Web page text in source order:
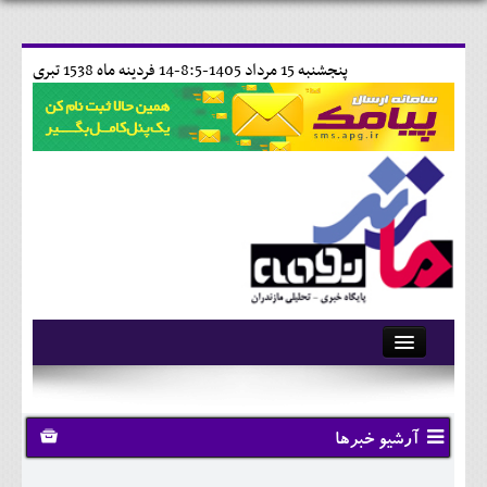
14 فردينه ماه 1538 تبری پنجشنبه 15 مرداد 1405-8:5-
آرشیو
تماس با ما
وبلاگ
آرشیو خبرها